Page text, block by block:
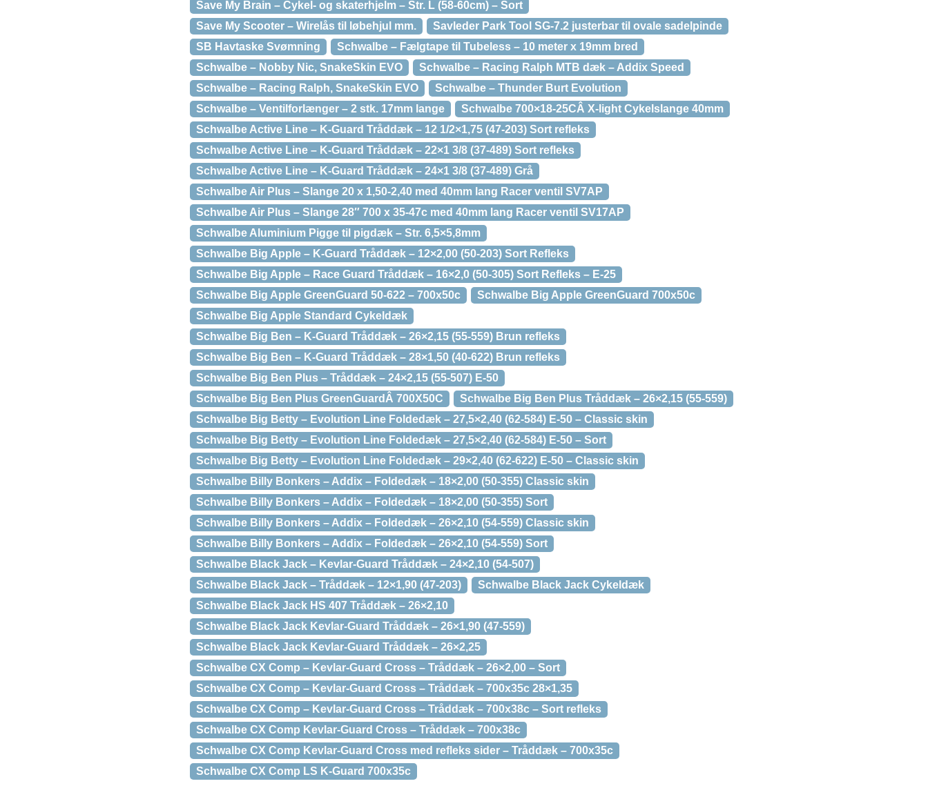
Save My Brain – Cykel- og skaterhjelm – Str. L (58-60cm) – Sort
Save My Scooter – Wirelås til løbehjul mm.
Savleder Park Tool SG-7.2 justerbar til ovale sadelpinde
SB Havtaske Svømning
Schwalbe – Fælgtape til Tubeless – 10 meter x 19mm bred
Schwalbe – Nobby Nic, SnakeSkin EVO
Schwalbe – Racing Ralph MTB dæk – Addix Speed
Schwalbe – Racing Ralph, SnakeSkin EVO
Schwalbe – Thunder Burt Evolution
Schwalbe – Ventilforlænger – 2 stk. 17mm lange
Schwalbe 700×18-25CÂ X-light Cykelslange 40mm
Schwalbe Active Line – K-Guard Tråddæk – 12 1/2×1,75 (47-203) Sort refleks
Schwalbe Active Line – K-Guard Tråddæk – 22×1 3/8 (37-489) Sort refleks
Schwalbe Active Line – K-Guard Tråddæk – 24×1 3/8 (37-489) Grå
Schwalbe Air Plus – Slange 20 x 1,50-2,40 med 40mm lang Racer ventil SV7AP
Schwalbe Air Plus – Slange 28″ 700 x 35-47c med 40mm lang Racer ventil SV17AP
Schwalbe Aluminium Pigge til pigdæk – Str. 6,5×5,8mm
Schwalbe Big Apple – K-Guard Tråddæk – 12×2,00 (50-203) Sort Refleks
Schwalbe Big Apple – Race Guard Tråddæk – 16×2,0 (50-305) Sort Refleks – E-25
Schwalbe Big Apple GreenGuard 50-622 – 700x50c
Schwalbe Big Apple GreenGuard 700x50c
Schwalbe Big Apple Standard Cykeldæk
Schwalbe Big Ben – K-Guard Tråddæk – 26×2,15 (55-559) Brun refleks
Schwalbe Big Ben – K-Guard Tråddæk – 28×1,50 (40-622) Brun refleks
Schwalbe Big Ben Plus – Tråddæk – 24×2,15 (55-507) E-50
Schwalbe Big Ben Plus GreenGuardÂ 700X50C
Schwalbe Big Ben Plus Tråddæk – 26×2,15 (55-559)
Schwalbe Big Betty – Evolution Line Foldedæk – 27,5×2,40 (62-584) E-50 – Classic skin
Schwalbe Big Betty – Evolution Line Foldedæk – 27,5×2,40 (62-584) E-50 – Sort
Schwalbe Big Betty – Evolution Line Foldedæk – 29×2,40 (62-622) E-50 – Classic skin
Schwalbe Billy Bonkers – Addix – Foldedæk – 18×2,00 (50-355) Classic skin
Schwalbe Billy Bonkers – Addix – Foldedæk – 18×2,00 (50-355) Sort
Schwalbe Billy Bonkers – Addix – Foldedæk – 26×2,10 (54-559) Classic skin
Schwalbe Billy Bonkers – Addix – Foldedæk – 26×2,10 (54-559) Sort
Schwalbe Black Jack – Kevlar-Guard Tråddæk – 24×2,10 (54-507)
Schwalbe Black Jack – Tråddæk – 12×1,90 (47-203)
Schwalbe Black Jack Cykeldæk
Schwalbe Black Jack HS 407 Tråddæk – 26×2,10
Schwalbe Black Jack Kevlar-Guard Tråddæk – 26×1,90 (47-559)
Schwalbe Black Jack Kevlar-Guard Tråddæk – 26×2,25
Schwalbe CX Comp – Kevlar-Guard Cross – Tråddæk – 26×2,00 – Sort
Schwalbe CX Comp – Kevlar-Guard Cross – Tråddæk – 700x35c 28×1,35
Schwalbe CX Comp – Kevlar-Guard Cross – Tråddæk – 700x38c – Sort refleks
Schwalbe CX Comp Kevlar-Guard Cross – Tråddæk – 700x38c
Schwalbe CX Comp Kevlar-Guard Cross med refleks sider – Tråddæk – 700x35c
Schwalbe CX Comp LS K-Guard 700x35c